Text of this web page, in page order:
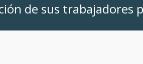
de sus trabajadores